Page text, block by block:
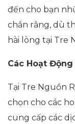
đến cho bạn
chắn rằng, dù
hài lòng tại Tre
Các Hoạt
Tại Tre Nguồn
chọn cho các
cung cấp các